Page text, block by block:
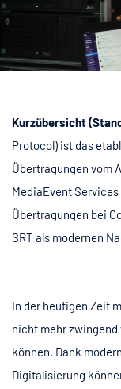
Kurzübersicht
Protocol) ist das
Übertragungen vom
MediaEvent
Übertragungen bei
SRT als modernen
In der heutigen Zeit
nicht mehr zwingend
können. Dank
Digitalisierung